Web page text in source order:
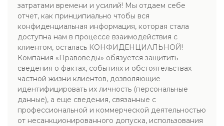
затратами времени и усилий! Мы отдаем себе
отчет, как принципиально чтобы вся
конфиденциальная информация, которая стала
доступна нам в процессе взаимодействия с
клиентом, осталась КОНФИДЕНЦИАЛЬНОЙ!
Компания «Правоведы» обязуется защитить
сведения о фактах, событиях и обстоятельствах
частной жизни клиентов, дозволяющие
идентифицировать их личность (персональные
данные), а еще сведения, связанные с
профессиональной и коммерческой деятельностью
от несанкционированного допуска, использования